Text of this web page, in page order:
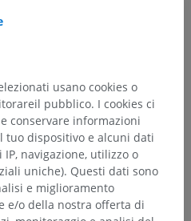
usano cookies o
pubblico. I cookies ci
conservare informazioni
dispositivo e alcuni dati
navigazione, utilizzo o
uniche). Questi dati sono
e miglioramento
e/o della nostra offerta di